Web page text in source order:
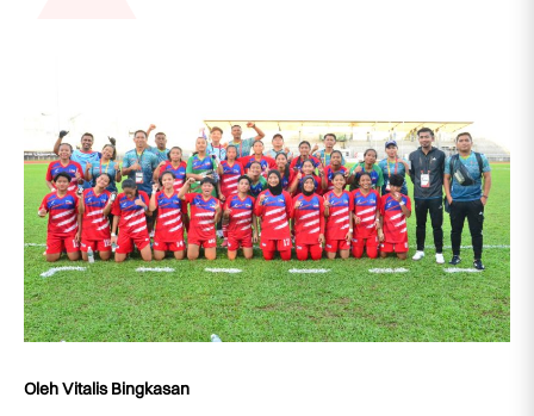
Oleh Vitalis Bingkasan